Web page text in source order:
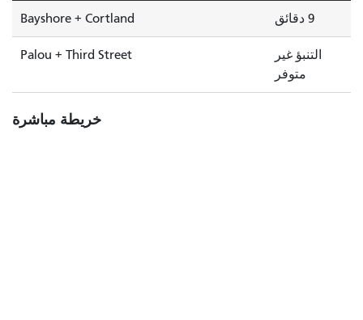
Bayshore + Cortland 9 دقائق
Palou + Third Street
التنبؤ غير
متوفر
خريطة مباشرة